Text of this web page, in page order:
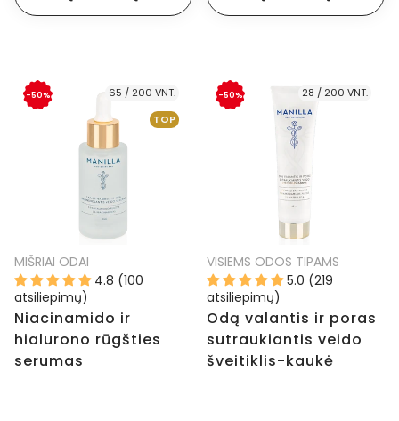
-50%
TOP
65 / 200 VNT.
MIŠRIAI ODAI
4.8 (100
atsiliepimų)
Niacinamido ir
hialurono rūgšties
serumas
-50% 28 / 200 VNT.
VISIEMS ODOS TIPAMS
5.0 (219
atsiliepimų)
Odą valantis ir poras
sutraukiantis veido
šveitiklis-kaukė